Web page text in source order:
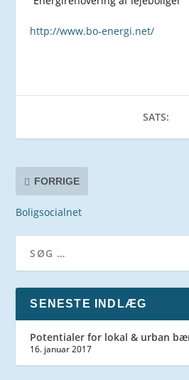
http://www.bo-energi.net/
SATS:
FORRIGE
Boligsocialnet
SENESTE INDLÆG
Potentialer for lokal & urban
16. januar 2017